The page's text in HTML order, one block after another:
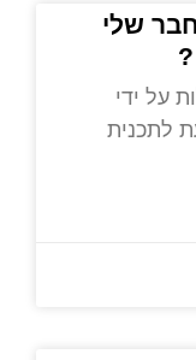
שלי
על ידי
לתכנית